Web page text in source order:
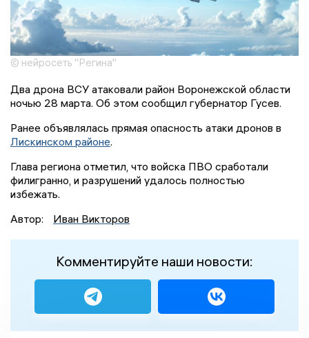
© нейросеть "Регина"
Два дрона ВСУ атаковали район Воронежской области
ночью 28 марта. Об этом сообщил губернатор Гусев.
Ранее объявлялась прямая опасность атаки дронов в
Лискинском районе.
Глава региона отметил, что войска ПВО сработали
филигранно, и разрушений удалось полностью
избежать.
Автор:
Иван Викторов
Комментируйте наши новости: